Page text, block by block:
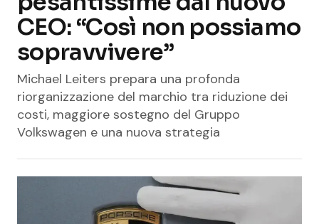
CEO: “Così non possiamo
sopravvivere”
Michael Leiters prepara una profonda
riorganizzazione del marchio tra riduzione dei
costi, maggiore sostegno del Gruppo
Volkswagen e una nuova strategia